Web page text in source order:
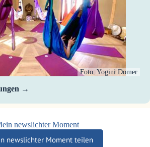
Foto: Yogini Domer
newslichter Moment
newslichter Moment teilen